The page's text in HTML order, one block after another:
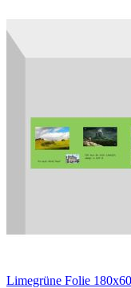
Limegrüne Folie